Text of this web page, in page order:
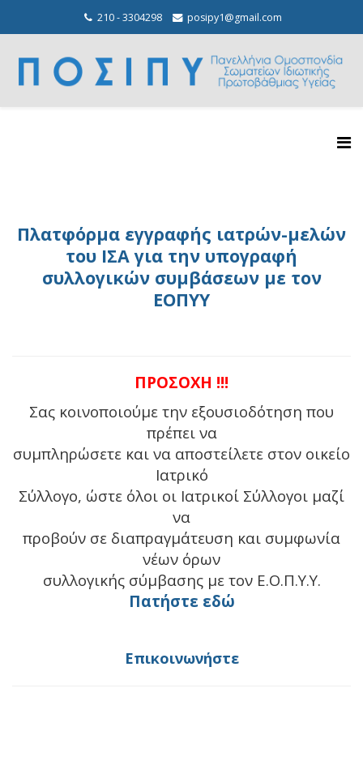
210 - 3304298 posipy1@gmail.com
Πλατφόρμα εγγραφής ιατρών-μελών
του ΙΣΑ για την υπογραφή
συλλογικών συμβάσεων με τον
ΕΟΠΥΥ
ΠΡΟΣΟΧΗ !!!
Σας κοινοποιούμε την εξουσιοδότηση που
πρέπει να
συμπληρώσετε και να αποστείλετε στον οικείο
Ιατρικό
Σύλλογο, ώστε όλοι οι Ιατρικοί Σύλλογοι μαζί
να
προβούν σε διαπραγμάτευση και συμφωνία
νέων όρων
συλλογικής σύμβασης με τον Ε.Ο.Π.Υ.Υ.
Πατήστε εδώ
Επικοινωνήστε